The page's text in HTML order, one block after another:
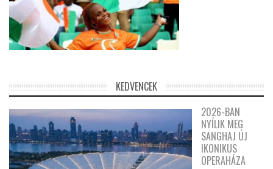
KEDVENCEK
2026-BAN
NYÍLIK MEG
SANGHAJ ÚJ
IKONIKUS
OPERAHÁZA